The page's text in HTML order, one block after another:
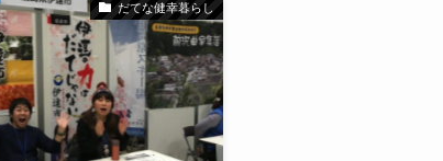
だてな健幸暮らし